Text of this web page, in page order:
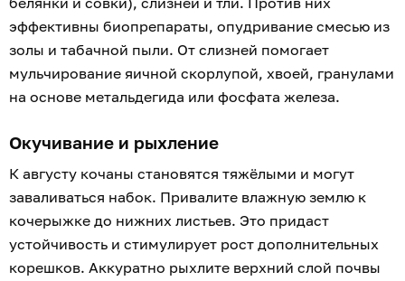
эффективны биопрепараты, опудривание смесью из
золы и табачной пыли. От слизней помогает
мульчирование яичной скорлупой, хвоей, гранулами
на основе метальдегида или фосфата железа.
Окучивание и рыхление
К августу кочаны становятся тяжёлыми и могут
заваливаться набок. Привалите влажную землю к
кочерыжке до нижних листьев. Это придаст
устойчивость и стимулирует рост дополнительных
корешков. Аккуратно рыхлите верхний слой почвы